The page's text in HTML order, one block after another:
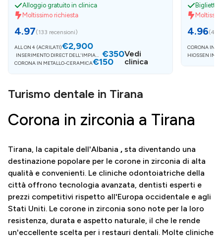
Alloggio gratuito in clinica
Moltissimo richiesta
4.97(133 recensioni)
ALL ON 4 (ACRILATI)€2,900
INSERIMENTO DIRECT DELL'IMPIANT
O
€350
CORONA IN METALLO-CERAMICA€150
Vedi
clinica
Biglietto
4.96(45
CORONA IN
HIOSSEN
Turismo dentale in Tirana
Corona in zirconia a Tirana
Tirana, la capitale dell'Albania , sta diventando una
destinazione popolare per le corone in zirconia di alta
qualità e convenienti. Le cliniche odontoiatriche della
città offrono tecnologia avanzata, dentisti esperti e
prezzi competitivi rispetto all'Europa occidentale e agli
Stati Uniti. Le corone in zirconia sono note per la loro
resistenza, durata e aspetto naturale, il che le rende
un'eccellente scelta per i restauri dentali. Molte cliniche